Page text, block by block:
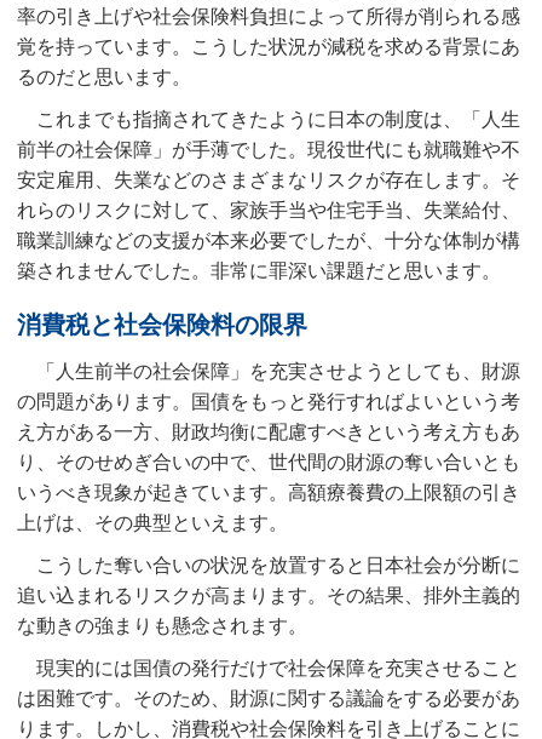
率の引き上げや社会保険料負担によって所得が削られる感
覚を持っています。こうした状況が減税を求める背景にあ
るのだと思います。
これまでも指摘されてきたように日本の制度は、「人生
前半の社会保障」が手薄でした。現役世代にも就職難や不
安定雇用、失業などのさまざまなリスクが存在します。そ
れらのリスクに対して、家族手当や住宅手当、失業給付、
職業訓練などの支援が本来必要でしたが、十分な体制が構
築されませんでした。非常に罪深い課題だと思います。
消費税と社会保険料の限界
「人生前半の社会保障」を充実させようとしても、財源
の問題があります。国債をもっと発行すればよいという考
え方がある一方、財政均衡に配慮すべきという考え方もあ
り、そのせめぎ合いの中で、世代間の財源の奪い合いとも
いうべき現象が起きています。高額療養費の上限額の引き
上げは、その典型といえます。
こうした奪い合いの状況を放置すると日本社会が分断に
追い込まれるリスクが高まります。その結果、排外主義的
な動きの強まりも懸念されます。
現実的には国債の発行だけで社会保障を充実させること
は困難です。そのため、財源に関する議論をする必要があ
ります。しかし、消費税や社会保険料を引き上げることに